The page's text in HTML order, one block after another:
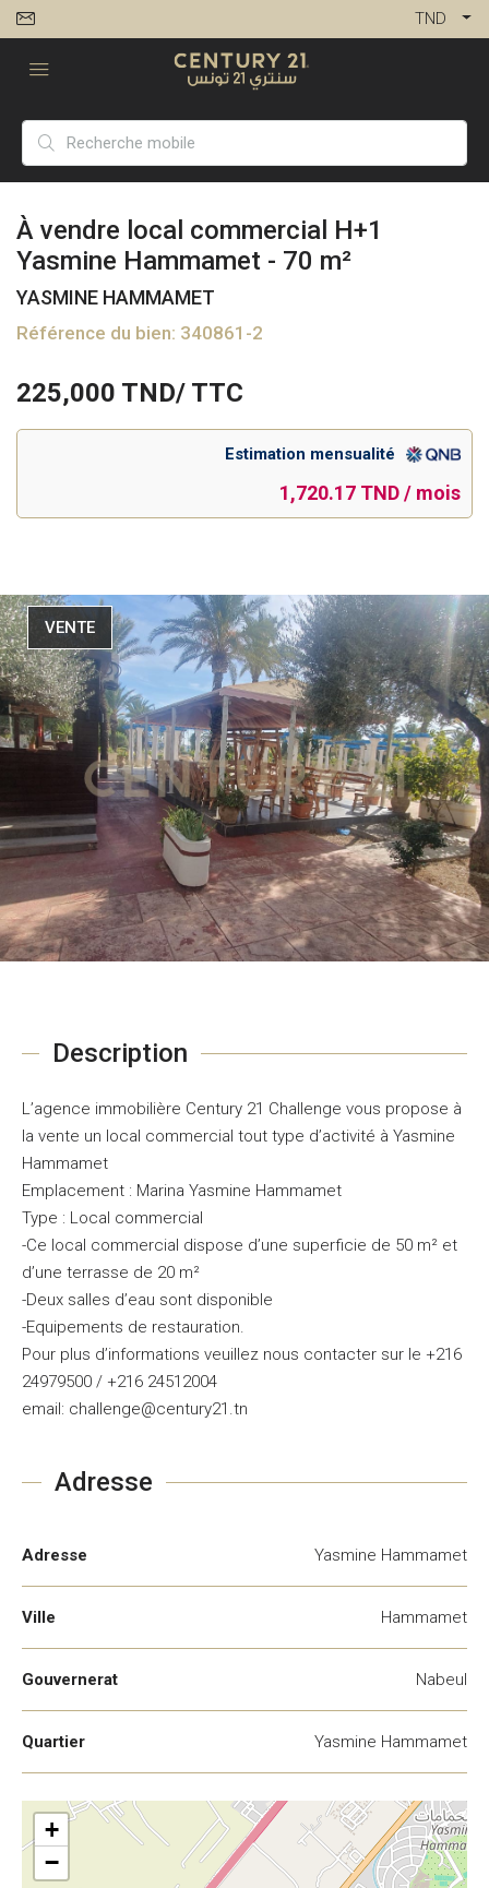
TND
À vendre local commercial H+1
Yasmine Hammamet - 70 m²
YASMINE HAMMAMET
Référence du bien: 340861-2
225,000 TND/ TTC
Estimation mensualité
1,720.17 TND / mois
VENTE
Description
L’agence immobilière Century 21 Challenge vous propose à
la vente un local commercial tout type d’activité à Yasmine
Hammamet
Emplacement : Marina Yasmine Hammamet
Type : Local commercial
-Ce local commercial dispose d’une superficie de 50 m² et
d’une terrasse de 20 m²
-Deux salles d’eau sont disponible
-Equipements de restauration.
Pour plus d’informations veuillez nous contacter sur le +216
24979500 / +216 24512004
email: challenge@century21.tn
Adresse
Adresse Yasmine Hammamet
Ville Hammamet
Gouvernerat Nabeul
Quartier Yasmine Hammamet
+
−